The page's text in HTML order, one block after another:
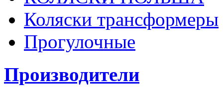
Коляски трансформеры
Прогулочные
Производители